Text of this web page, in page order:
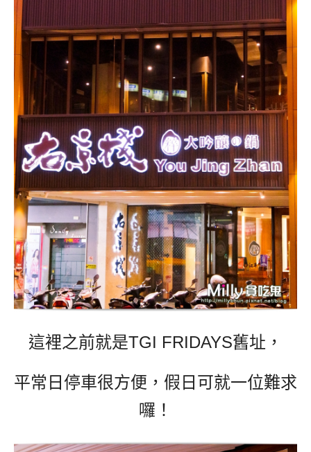
這裡之前就是TGI FRIDAYS舊址，
平常日停車很方便，假日可就一位難求
囉！